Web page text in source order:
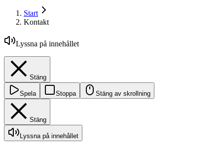
Start
Kontakt
Lyssna på innehållet
Stäng
Spela Stoppa Stäng av skrollning
Stäng
Lyssna på innehållet